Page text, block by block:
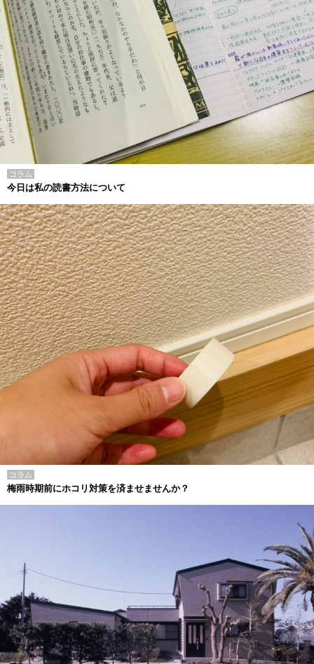
コラム
今日は私の読書方法について
コラム
梅雨時期前にホコリ対策を済ませませんか？